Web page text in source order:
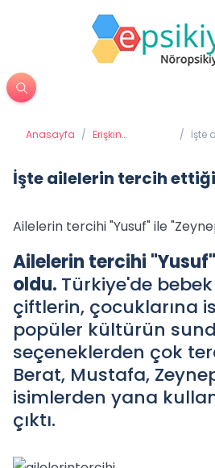
Anasayfa / Erişkin
/ İşte
İşte ailelerin tercih
Ailelerin tercihi "Yusuf" ile
Ailelerin tercihi
oldu. Türkiye'de
çiftlerin, çocuklarına
popüler kültürün
seçeneklerden çok
Berat, Mustafa,
isimlerden yana
çıktı.